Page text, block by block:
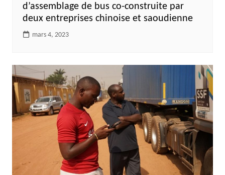
d’assemblage de bus co-construite par
deux entreprises chinoise et saoudienne
mars 4, 2023